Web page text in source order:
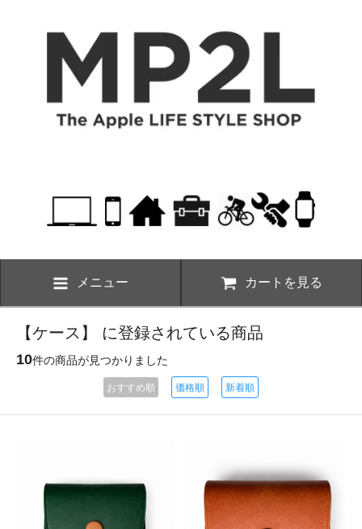
メニュー カートを見る
【ケース】 に登録されている商品
10件の商品が見つかりました
おすすめ順 価格順 新着順